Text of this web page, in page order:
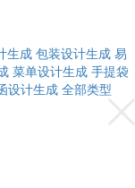
生成 包装设计生成 易
菜单设计生成 手提袋
设计生成 全部类型